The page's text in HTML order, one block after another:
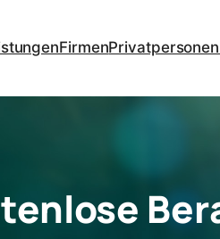
FirmenPrivatpersonen